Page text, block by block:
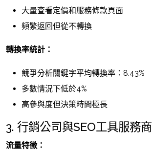
大量查看定價和服務條款頁面
頻繁返回但從不轉換
轉換率統計：
競爭分析關鍵字平均轉換率：8.43%
多數情況下低於4%
高參與度但決策時間極長
3. 行銷公司與SEO工具服務商
流量特徵：